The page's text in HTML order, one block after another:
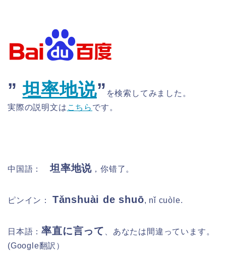
”坦率地说” を検索してみました。
実際の説明文は こちら です。
中国語：坦率地说 ，你错了。
ピンイン： Tǎnshuài de shuō, nǐ cuòle.
日本語：率直に言って
、あなたは間違っています。
(Google翻訳）